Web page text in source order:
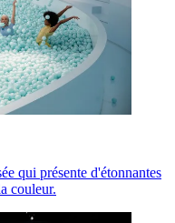
qui présente d'étonnantes
couleur.